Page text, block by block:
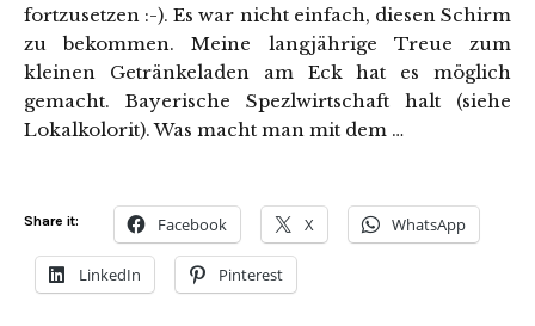
fortzusetzen :-). Es war nicht einfach, diesen Schirm
zu bekommen. Meine langjährige Treue zum
kleinen Getränkeladen am Eck hat es möglich
gemacht. Bayerische Spezlwirtschaft halt (siehe
Lokalkolorit). Was macht man mit dem …
Share it: Facebook X WhatsApp
LinkedIn Pinterest